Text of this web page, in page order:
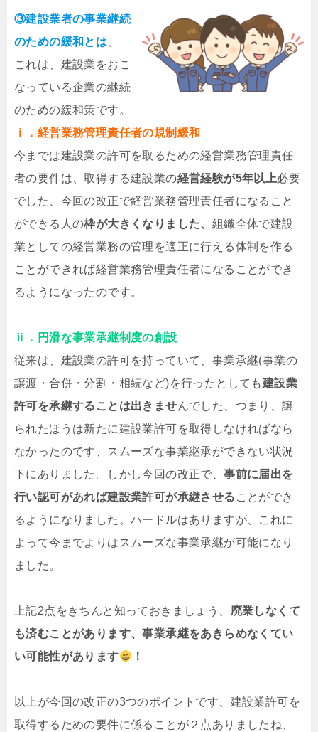
③建設業者の事業継続
のための緩和とは
これは、建設業をおこ
なっている企業の継続
のための緩和策です。
ⅰ．経営業務管理責任者の規制緩和
今までは建設業の許可を取るための経営業務管理責任
者の要件は、取得する建設業の経営経験が5年以上必要
でした、今回の改正で経営業務管理責任者になること
ができる人の枠が大きくなりました、 組織全体で建設
業としての経営業務の管理を適正に行える体制を作る
ことができれば経営業務管理責任者になることができ
るようになったのです。
ⅱ．円滑な事業承継制度の創設
従来は、建設業の許可を持っていて、事業承継(事業の
譲渡・合併・分割・相続など)を行ったとしても建設業
許可を承継することは出きませんでした、つまり、譲
られたほうは新たに建設業許可を取得しなければなら
なかったのです、スムーズな事業継承ができない状況
下にありました。しかし今回の改正で、事前に届出を
行い認可があれば建設業許可が承継させる ことができ
るようになりました。ハードルはありますが、これに
よって今までよりはスムーズな事業承継が可能になり
ました。
上記2点をきちんと知っておきましょう、 廃業しなくて
も済むことがあります、事業承継をあきらめなくてい
い可能性があります
！
以上が今回の改正の3つのポイントです、建設業許可を
取得するための要件に係ることが２点ありましたね、